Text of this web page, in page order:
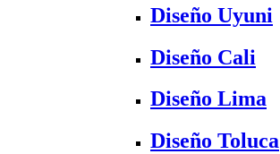
Diseño Uyuni
Diseño Cali
Diseño Lima
Diseño Toluca